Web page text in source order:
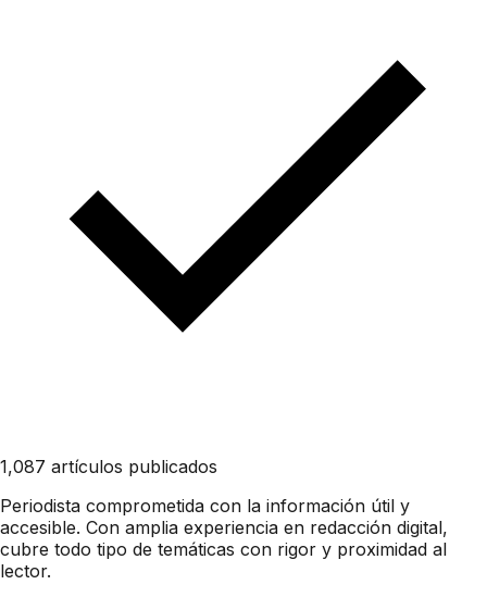
1,087 artículos publicados
Periodista comprometida con la información útil y
accesible. Con amplia experiencia en redacción digital,
cubre todo tipo de temáticas con rigor y proximidad al
lector.